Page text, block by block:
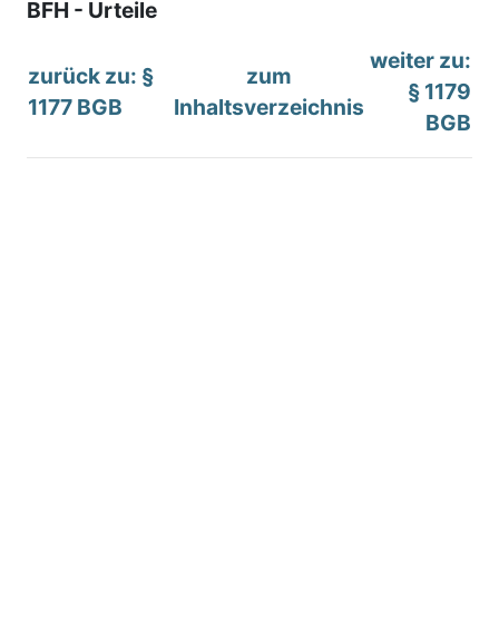
BFH - Urteile
zurück zu: §
1177 BGB
zum
Inhaltsverzeichnis
weiter zu:
§ 1179
BGB